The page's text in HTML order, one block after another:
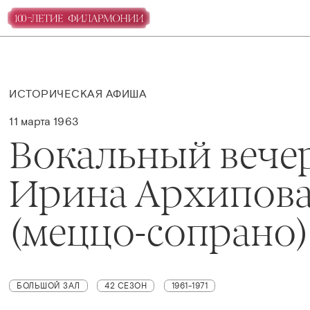
ИСТОРИЧЕСКАЯ АФИША
11 марта 1963
Вокальный
Ирина
(меццо-сопрано)
БОЛЬШОЙ ЗАЛ 42 СЕЗОН 1961-1971